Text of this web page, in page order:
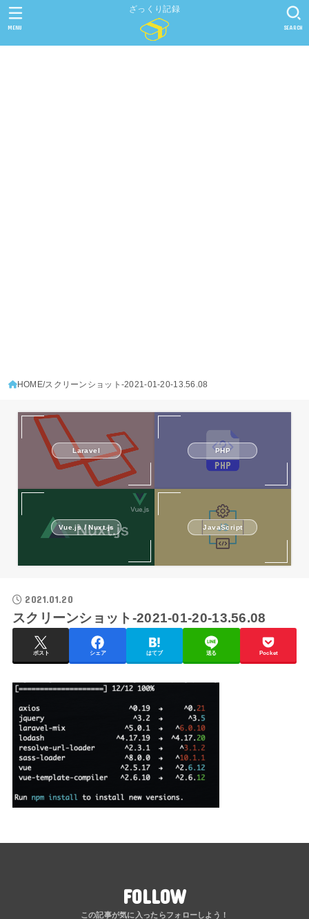
ざっくり記録
SEARCH
MENU
HOME スクリーンショット-2021-01-20-13.56.08
Laravel PHP
Vue.js / Nuxt.js JavaScript
2021.01.20
スクリーンショット-2021-01-20-13.56.08
ポスト シェア はてブ 送る Pocket
FOLLOW